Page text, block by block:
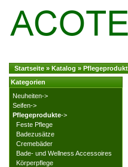
Startseite » Katalog »
Kategorien
Neuheiten->
Seifen->
Pflegeprodukte->
Feste Pflege
Badezusätze
Cremebäder
Bade- und Wellness Accessoires
Körperpflege